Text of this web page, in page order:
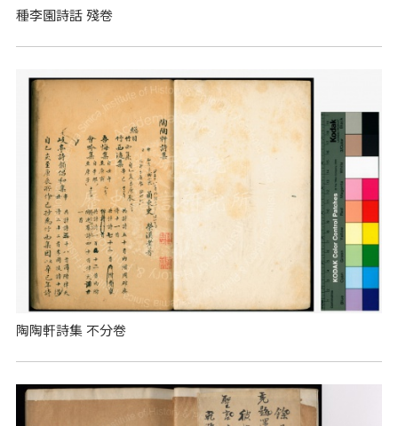
種李園詩話 殘卷
陶陶軒詩集 不分卷